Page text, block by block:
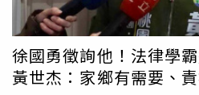
徐國勇徵詢他！法律學
黃世杰：家鄉有需要、